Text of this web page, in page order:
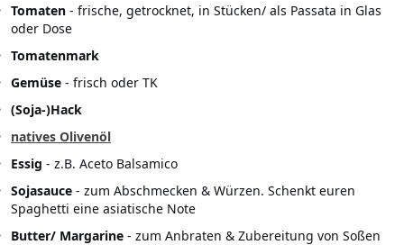
Tomaten - frische, getrocknet, in Stücken/ als Passata in Glas
oder Dose
Tomatenmark
Gemüse - frisch oder TK
(Soja-)Hack
natives Olivenöl
Essig - z.B. Aceto Balsamico
Sojasauce - zum Abschmecken & Würzen. Schenkt euren
Spaghetti eine asiatische Note
Butter/ Margarine - zum Anbraten & Zubereitung von Soßen